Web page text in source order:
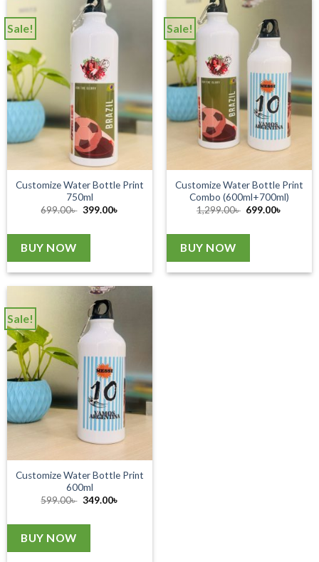
Sale!
Customize Water Bottle Print
750ml
699.00৳ Original
699.00৳ .
399.00৳
BUY NOW
Sale!
Customize Water Bottle Print
Combo (600ml+700ml)
1,299.00৳ Original
1,299.00৳ .
699.00৳
BUY NOW
Sale!
Customize Water Bottle Print
600ml
599.00৳ Original
599.00৳ .
349.00৳
BUY NOW